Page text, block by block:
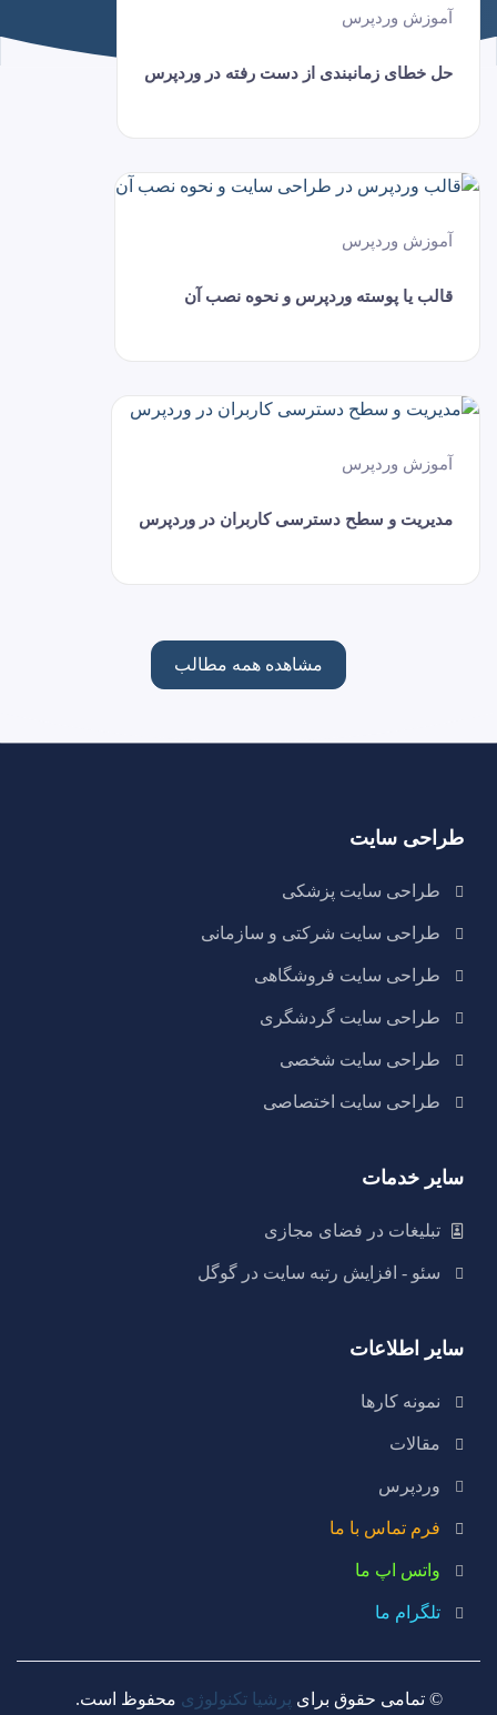
آموزش وردپرس
حل خطای زمانبندی از دست رفته در وردپرس
آموزش وردپرس
قالب یا پوسته وردپرس و نحوه نصب آن
آموزش وردپرس
مدیریت و سطح دسترسی کاربران در وردپرس
مشاهده همه مطالب
طراحی سایت
طراحی سایت پزشکی
طراحی سایت شرکتی و سازمانی
طراحی سایت فروشگاهی
طراحی سایت گردشگری
طراحی سایت شخصی
طراحی سایت اختصاصی
سایر خدمات
تبلیغات در فضای مجازی
سئو - افزایش رتبه سایت در گوگل
سایر اطلاعات
نمونه کارها
مقالات
وردپرس
فرم تماس با ما
واتس اپ ما
تلگرام ما
© تمامی حقوق برای پرشیا تکنولوژی محفوظ است.